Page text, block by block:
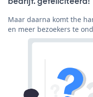
Maar daarna komt the
en meer bezoekers te